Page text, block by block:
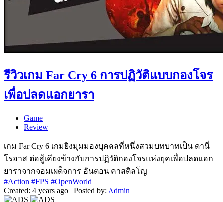
รีวิวเกม Far Cry 6 การปฏิวัติแบบกองโจร
เพื่อปลดแอกยารา
Game
Review
เกม Far Cry 6 เกมยิงมุมมองบุคคลที่หนึ่งสวมบทบาทเป็น ดานี่
โรฮาส ต่อสู้เคียงข้างกับการปฏิวัติกองโจรแห่งยุคเพื่อปลดแอก
ยาราจากจอมเผด็จการ อันตอน คาสติลโญ
#Action #FPS #OpenWorld
Created: 4 years ago | Posted by: Admin